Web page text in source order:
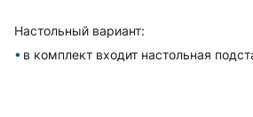
Настольный вариант:
в комплект вxодит настольная